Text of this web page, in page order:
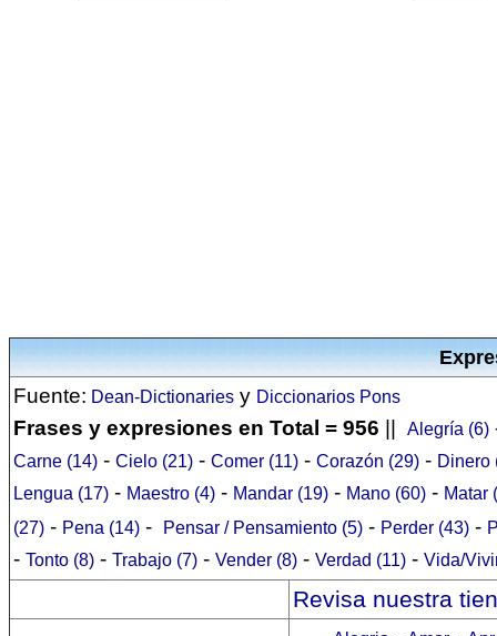
Fuente: Dean-Dictionaries y Diccionarios Pons
Frases y expresiones en Total = 956 Alegría (6)
Carne (14) - Cielo (21) - Comer (11) - Corazón (29) - Dinero
Lengua (17) - Maestro (4) - Mandar (19) - Mano (60) - Matar
(27) - Pena (14) - Pensar / Pensamiento (5) - Perder (43) -
- Tonto (8) - Trabajo (7) - Vender (8) - Verdad (11) - Vida/
Revisa nuestra